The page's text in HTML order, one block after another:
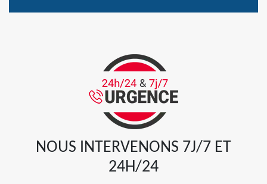
NOUS INTERVENONS 7J/7 ET
24H/24